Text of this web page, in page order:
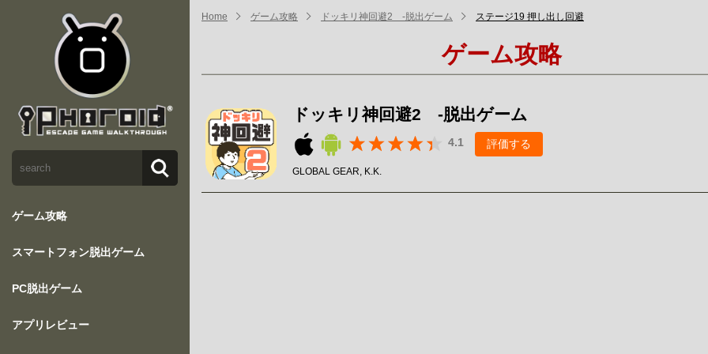
ゲーム攻略
スマートフォン脱出ゲーム
PC脱出ゲーム
アプリレビュー
Home ゲーム攻略 ドッキリ神回避2 -脱出ゲーム ステージ19 押し出し回避
ゲーム攻略
ドッキリ神回避2 -脱出ゲーム
4.1 評価する
GLOBAL GEAR, K.K.